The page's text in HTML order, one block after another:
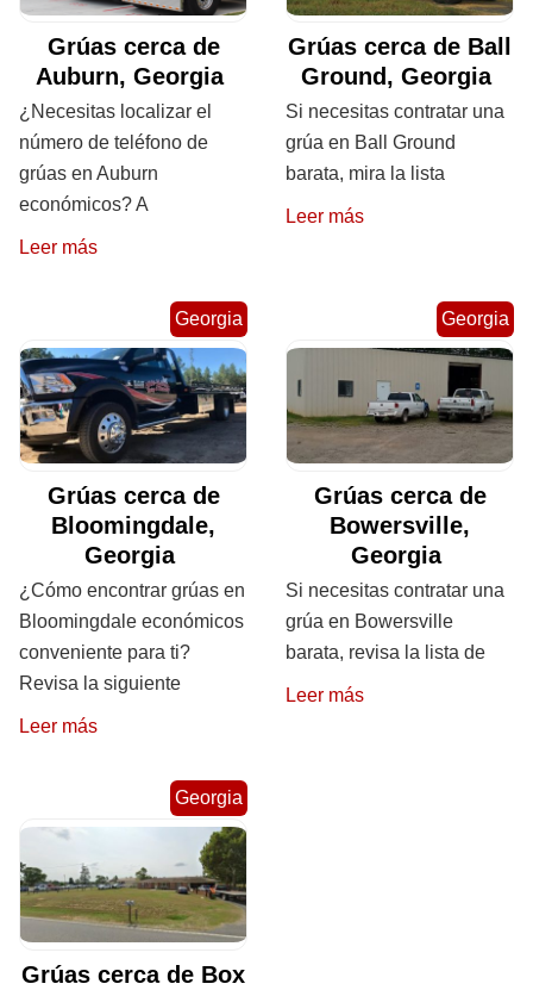
Grúas cerca de
Auburn, Georgia
¿Necesitas localizar el
número de teléfono de
grúas en Auburn
económicos? A
Leer más
Grúas cerca de Ball
Ground, Georgia
Si necesitas contratar una
grúa en Ball Ground
barata, mira la lista
Leer más
Georgia
Grúas cerca de
Bloomingdale,
Georgia
¿Cómo encontrar grúas en
Bloomingdale económicos
conveniente para ti?
Revisa la siguiente
Leer más
Georgia
Grúas cerca de
Bowersville,
Georgia
Si necesitas contratar una
grúa en Bowersville
barata, revisa la lista de
Leer más
Georgia
Grúas cerca de Box